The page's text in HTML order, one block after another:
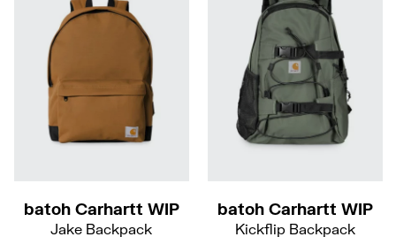
batoh Carhartt WIP
Jake Backpack
batoh Carhartt WIP
Kickflip Backpack